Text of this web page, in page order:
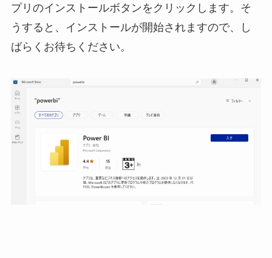
プリのインストールボタンをクリックします。そ
うすると、インストールが開始されますので、し
ばらくお待ちください。